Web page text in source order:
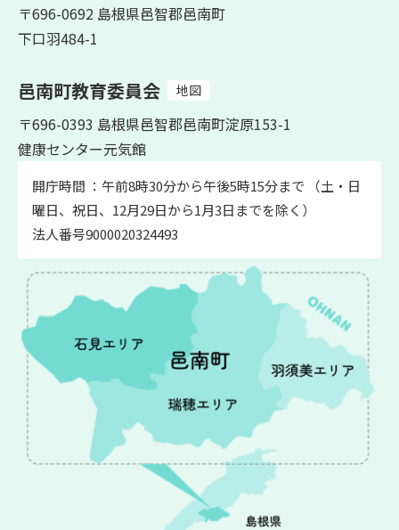
〒696-0692 島根県邑智郡邑南町
下口羽484-1
邑南町教育委員会 地図
〒696-0393 島根県邑智郡邑南町淀原153-1
健康センター元気館
開庁時間 ：午前8時30分から午後5時15分まで （土・日
曜日、祝日、12月29日から1月3日までを除く）
法人番号9000020324493